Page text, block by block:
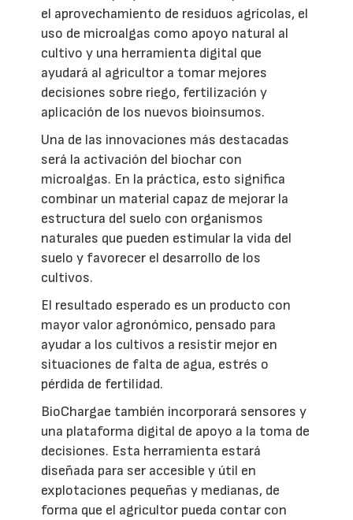
el aprovechamiento de residuos agrícolas, el
uso de microalgas como apoyo natural al
cultivo y una herramienta digital que
ayudará al agricultor a tomar mejores
decisiones sobre riego, fertilización y
aplicación de los nuevos bioinsumos.
Una de las innovaciones más destacadas
será la activación del biochar con
microalgas. En la práctica, esto significa
combinar un material capaz de mejorar la
estructura del suelo con organismos
naturales que pueden estimular la vida del
suelo y favorecer el desarrollo de los
cultivos.
El resultado esperado es un producto con
mayor valor agronómico, pensado para
ayudar a los cultivos a resistir mejor en
situaciones de falta de agua, estrés o
pérdida de fertilidad.
BioChargae también incorporará sensores y
una plataforma digital de apoyo a la toma de
decisiones. Esta herramienta estará
diseñada para ser accesible y útil en
explotaciones pequeñas y medianas, de
forma que el agricultor pueda contar con